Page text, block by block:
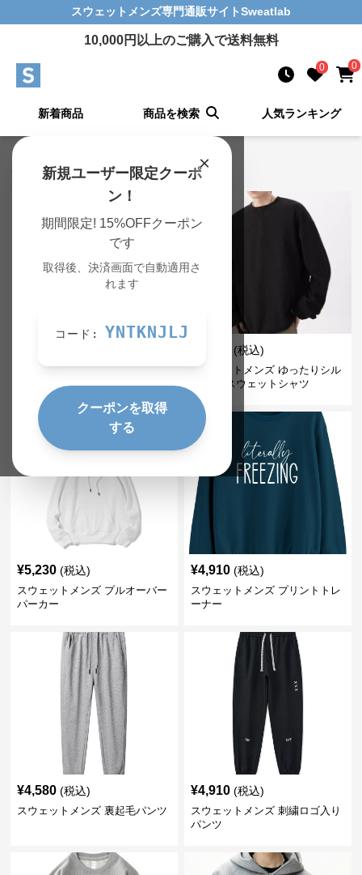
スウェットメンズ専門通販サイトSweatlab
10,000円以上のご購入で送料無料
0 0
新着商品 商品を検索 人気ランキング
×
新規ユーザー限定クーポ
ン！
期間限定! 15%OFFクーポン
です
取得後、決済画面で自動適用さ
れます
コード: YNTKNJLJ
クーポンを取得
する
スウェットメンズ 新着アイテム
スウェットメンズ 無地 クルーネ
ック裏起毛トレーナー
(税込)
スウェットメンズ ゆったりシル
エット スウェットシャツ
¥5,230 (税込)
スウェットメンズ プルオーバー
パーカー
¥4,910 (税込)
スウェットメンズ プリントトレ
ーナー
¥4,580 (税込)
スウェットメンズ 裏起毛パンツ
¥4,910 (税込)
スウェットメンズ 刺繍ロゴ入り
パンツ